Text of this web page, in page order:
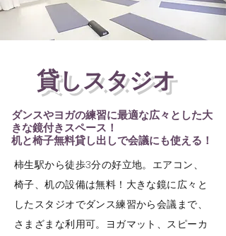
​貸しスタジオ
ダンスやヨガの練習に最適な広々とした大
きな鏡付きスペース！
机と椅子無料貸し出しで会議にも使える！
柿生駅から徒歩3分の好立地。エアコン、
椅子、机の設備は無料！大きな鏡に広々と
したスタジオでダンス練習から会議まで、
さまざまな利用可。ヨガマット、スピーカ